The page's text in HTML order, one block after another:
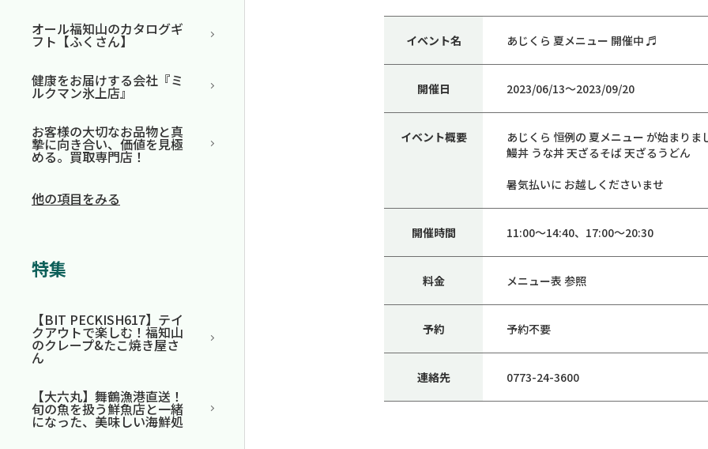
イベント名 あじくら 夏メニュー 開催中 ♬
開催日 2023/06/13〜2023/09/20
イベント概要
あじくら 恒例の 夏メニュー が始まりま
鰻丼 うな丼 天ざるそば 天ざるうどん
暑気払いに お越しくださいませ
開催時間 11:00～14:40、17:00～20:30
料金 メニュー表 参照
予約 予約不要
連絡先 0773-24-3600
オール福知山のカタログギ
フト【ふくさん】
健康をお届けする会社『ミ
ルクマン氷上店』
お客様の大切なお品物と真
摯に向き合い、価値を見極
める。買取専門店！
他の項目をみる
特集
【BIT PECKISH617】テイ
クアウトで楽しむ！福知山
のクレープ&たこ焼き屋さ
ん
【大六丸】舞鶴漁港直送！
旬の魚を扱う鮮魚店と一緒
になった、美味しい海鮮処